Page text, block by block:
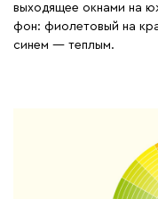
выходящее окнами на
фон: фиолетовый на
синем — теплым.